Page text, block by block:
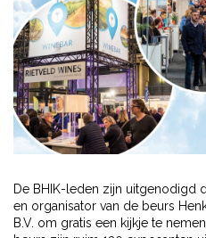
De BHIK-leden zijn uitgenodigd
en organisator van de beurs
B.V. om gratis een kijkje te